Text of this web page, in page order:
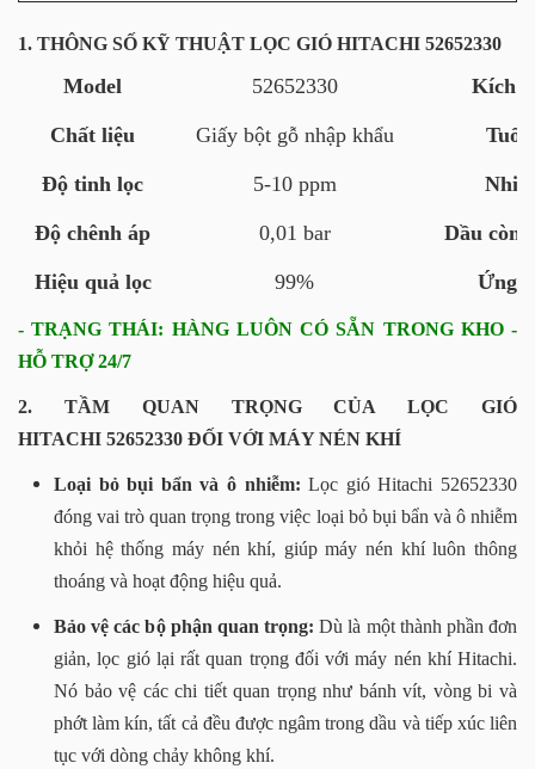
1. THÔNG SỐ KỸ THUẬT LỌC GIÓ HITACHI 52652330
Model 52652330 Kích
Chất liệu Giấy bột gỗ nhập khẩu Tuổi
Độ tinh lọc 5-10 ppm
Độ chênh áp 0,01 bar Dầu còn
Hiệu quả lọc 99% Ứng
- TRẠNG THÁI: HÀNG LUÔN CÓ SẴN TRONG KHO -
HỖ TRỢ 24/7
2. TẦM QUAN TRỌNG CỦA LỌC GIÓ
HITACHI 52652330 ĐỐI VỚI MÁY NÉN KHÍ
Loại bỏ bụi bẩn và ô nhiễm: Lọc gió Hitachi 52652330
đóng vai trò quan trọng trong việc loại bỏ bụi bẩn và ô nhiễm
khỏi hệ thống máy nén khí, giúp máy nén khí luôn thông
thoáng và hoạt động hiệu quả.
Bảo vệ các bộ phận quan trọng: Dù là một thành phần đơn
giản, lọc gió lại rất quan trọng đối với máy nén khí Hitachi.
Nó bảo vệ các chi tiết quan trọng như bánh vít, vòng bi và
phớt làm kín, tất cả đều được ngâm trong dầu và tiếp xúc liên
tục với dòng chảy không khí.